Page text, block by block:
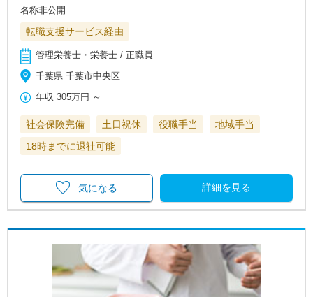
名称非公開
転職支援サービス経由
管理栄養士・栄養士 / 正職員
千葉県 千葉市中央区
年収 305万円 ～
社会保険完備 土日祝休 役職手当
地域手当
18時までに退社可能
詳細を見る
気になる